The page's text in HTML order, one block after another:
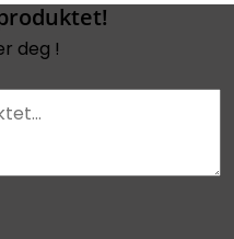
deg !